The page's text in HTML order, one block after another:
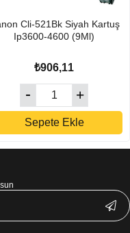
Cli-521Bk Siyah Kartuş
Ip3600-4600 (9Ml)
₺906,11
Sepete Ekle